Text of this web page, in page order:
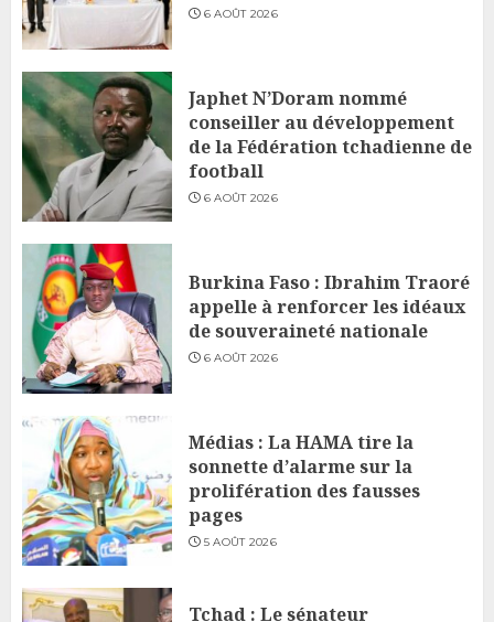
6 AOÛT 2026
Japhet N’Doram nommé
conseiller au développement
de la Fédération tchadienne de
football
6 AOÛT 2026
Burkina Faso : Ibrahim Traoré
appelle à renforcer les idéaux
de souveraineté nationale
6 AOÛT 2026
Médias : La HAMA tire la
sonnette d’alarme sur la
prolifération des fausses
pages
5 AOÛT 2026
Tchad : Le sénateur